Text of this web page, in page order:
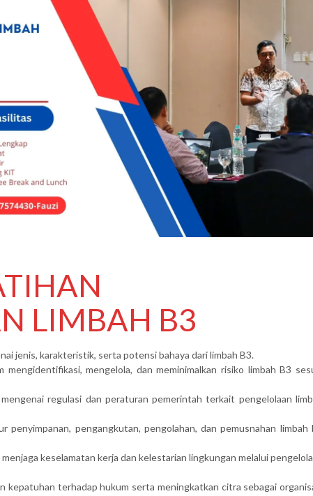
LIMBAH B3
jenis, karakteristik, serta potensi bahaya dari limbah B3.
mengelola, dan meminimalkan risiko limbah B3
regulasi dan peraturan pemerintah terkait pengelolaan
penyimpanan, pengangkutan, pengolahan, dan pemusnahan limbah
keselamatan kerja dan kelestarian lingkungan melalui
kepatuhan terhadap hukum serta meningkatkan citra sebagai